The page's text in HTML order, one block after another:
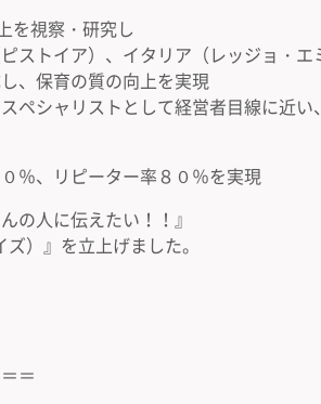
を視察・研究し
ストイア）、イタリア（レッジョ・エ
、保育の質の向上を実現
ペシャリストとして経営者目線に近
％、リピーター率８０％を実現
の人に伝えたい！！』
）』を立上げました。
＝